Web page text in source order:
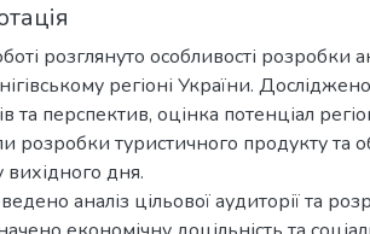
розглянуто особливості розробки
регіоні України.
та перспектив, оцінка потенціал
розробки туристичного продукту та
вихідного дня.
аналіз цільової аудиторії та